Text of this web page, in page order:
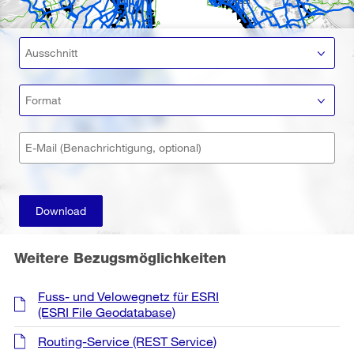
Ausschnitt
Format
E-Mail (Benachrichtigung, optional)
Download
Weitere Bezugsmöglichkeiten
Fuss- und Velowegnetz für ESRI
(ESRI File Geodatabase)
Routing-Service (REST Service)